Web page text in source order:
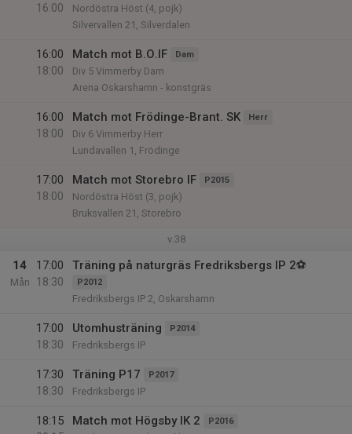
16:00
Nordöstra Höst (4, pojk)
Silvervallen 21, Silverdalen
16:00
18:00
Match mot B.O.IF Dam
Div 5 Vimmerby Dam
Arena Oskarshamn - konstgräs
16:00
18:00
Match mot Frödinge-Brant. SK Herr
Div 6 Vimmerby Herr
Lundavallen 1, Frödinge
17:00
18:00
Match mot Storebro IF P2015
Nordöstra Höst (3, pojk)
Bruksvallen 21, Storebro
v.38
14
Mån
17:00
18:30
Träning på naturgräs Fredriksbergs IP 2⚽
P2012
Fredriksbergs IP 2, Oskarshamn
17:00
18:30
Utomhusträning P2014
Fredriksbergs IP
17:30
18:30
Träning P17 P2017
Fredriksbergs IP
18:15
Match mot Högsby IK 2 P2016